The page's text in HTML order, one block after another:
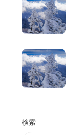
検索